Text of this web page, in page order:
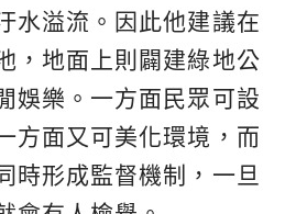
水溢流。因此他建議在
，地面上則闢建綠地公
娛樂。一方面民眾可設
方面又可美化環境，而
時形成監督機制，一旦